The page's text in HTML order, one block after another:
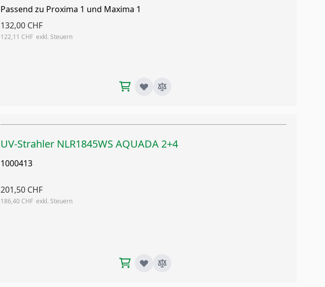
Passend zu Proxima 1 und Maxima 1
132,00 CHF
122,11 CHF
UV-Strahler NLR1845WS AQUADA 2+4
1000413
201,50 CHF
186,40 CHF